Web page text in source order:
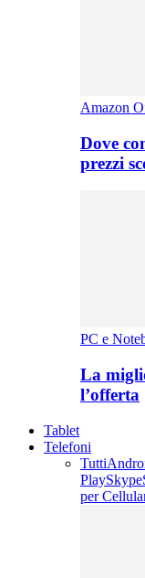
Amazon
Dove
prezzi
PC e
La
l’offerta
Tablet
Telefoni
Tutti
PlaySkype
per